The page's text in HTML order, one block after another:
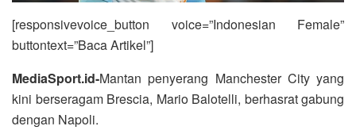
[responsivevoice_button voice=”Indonesian Female”
buttontext=”Baca Artikel”]
MediaSport.id-Mantan penyerang Manchester City yang
kini berseragam Brescia, Mario Balotelli, berhasrat gabung
dengan Napoli.